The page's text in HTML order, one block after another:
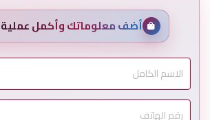
أضف معلوماتك وأكمل عملية